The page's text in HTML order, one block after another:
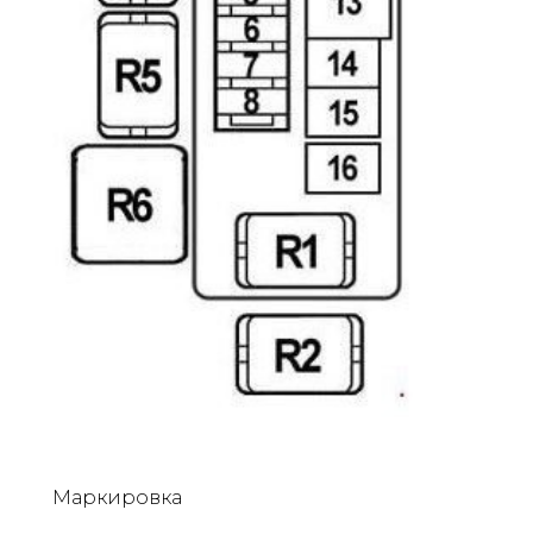
Маркировка